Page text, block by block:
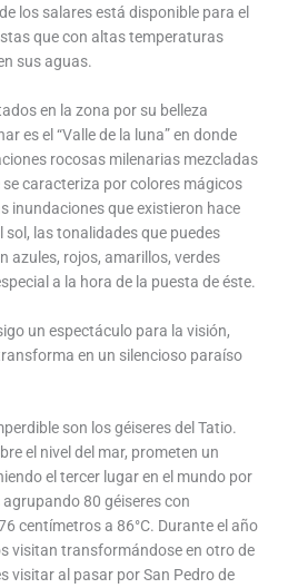
los salares está disponible para el
que con altas temperaturas
sus aguas.
en la zona por su belleza
es el “Valle de la luna” en donde
rocosas milenarias mezcladas
caracteriza por colores mágicos
inundaciones que existieron hace
sol, las tonalidades que puedes
azules, rojos, amarillos, verdes
a la hora de la puesta de éste.
un espectáculo para la visión,
en un silencioso paraíso
son los géiseres del Tatio.
el nivel del mar, prometen un
el tercer lugar en el mundo por
80 géiseres con
centímetros a 86°C. Durante el año
visitan transformándose en otro de
visitar al pasar por San Pedro de